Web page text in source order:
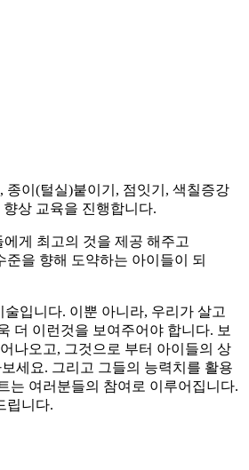
이(털실)붙이기, 점잇기, 색칠증강
상 교육을 진행합니다.
게 최고의 것을 제공 해주고
을 향해 도약하는 아이들이 되
입니다. 이뿐 아니라, 우리가 살고
더 이런것을 보여주어야 합니다. 보
나오고, 그것으로 부터 아이들의 상
세요. 그리고 그들의 능력치를 활용
는 여러분들의 참여로 이루어집니다.
립니다.